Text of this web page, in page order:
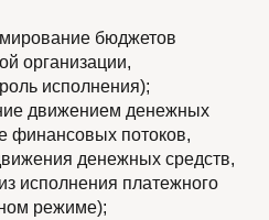
бюджетов
организации,
исполнения);
движением денежных
финансовых потоков,
денежных средств,
исполнения платежного
режиме);